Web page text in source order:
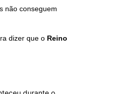
não conseguem
dizer que o Reino